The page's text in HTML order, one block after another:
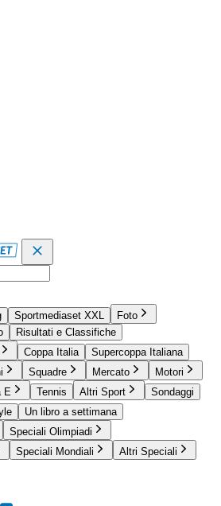
Sportmediaset XXL
Foto
Risultati e Classifiche
Coppa Italia
Supercoppa Italiana
Squadre Mercato
Motori
E Tennis Altri Sport
Sondaggi
Un libro a settimana
Speciali Olimpiadi
Speciali Mondiali Altri Speciali